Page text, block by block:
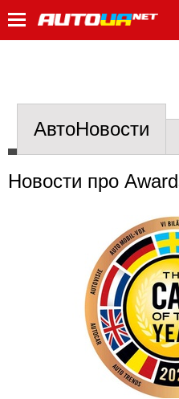
АвтоНовости
Новости про